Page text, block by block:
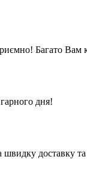
Багато Вам
дня!
доставку